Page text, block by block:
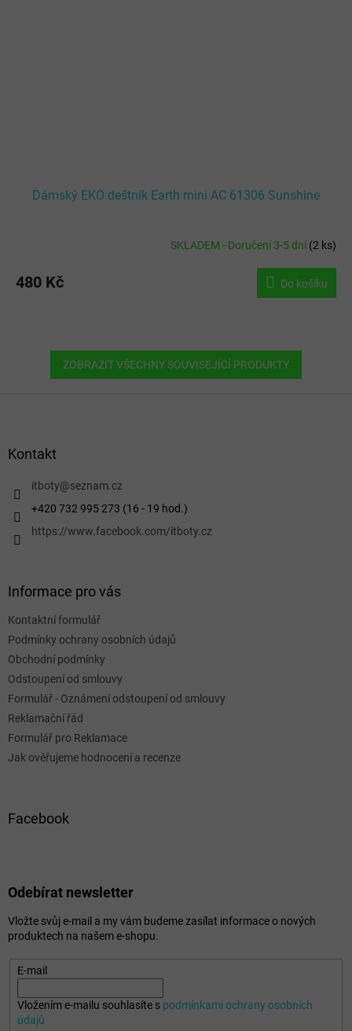
Dámský EKO deštník Earth mini AC 61306 Sunshine
SKLADEM - Doručení 3-5 dní(2 ks)
480 Kč Do košíku
ZOBRAZIT VŠECHNY SOUVISEJÍCÍ PRODUKTY
Kontakt
itboty@seznam.cz
+420 732 995 273 (16 - 19 hod.)
https://www.facebook.com/itboty.cz
Informace pro vás
Kontaktní formulář
Podmínky ochrany osobních údajů
Obchodní podmínky
Odstoupení od smlouvy
Formulář - Oznámení odstoupení od smlouvy
Reklamační řád
Formulář pro Reklamace
Jak ověřujeme hodnocení a recenze
Facebook
Odebírat newsletter
Vložte svůj e-mail a my vám budeme zasílat informace o nových
produktech na našem e-shopu.
E-mail
Vložením e-mailu souhlasíte s podmínkami ochrany osobních
údajů